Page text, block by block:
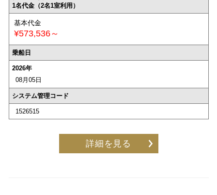
1名代金（2名1室利用）
基本代金
¥573,536～
乗船日
2026年
08月05日
システム管理コード
1526515
詳細を見る